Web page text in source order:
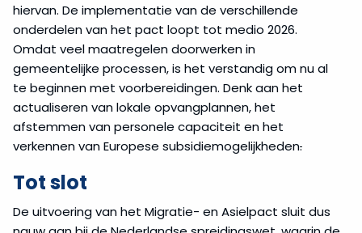
hiervan. De implementatie van de verschillende
onderdelen van het pact loopt tot medio 2026.
Omdat veel maatregelen doorwerken in
gemeentelijke processen, is het verstandig om nu al
te beginnen met voorbereidingen. Denk aan het
actualiseren van lokale opvangplannen, het
afstemmen van personele capaciteit en het
verkennen van Europese subsidiemogelijkheden.
Tot slot
De uitvoering van het Migratie- en Asielpact sluit dus